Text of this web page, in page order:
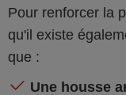
Pour renforcer la
qu'il existe
que :
Une housse